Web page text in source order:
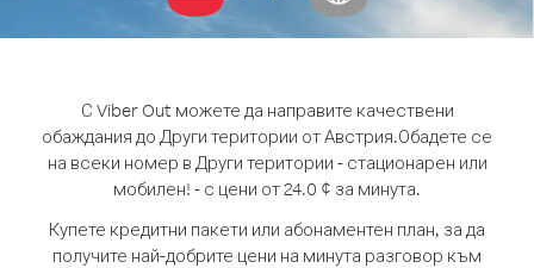
С Viber Out можете да направите качествени
обаждания до Други територии от Австрия.Обадете се
на всеки номер в Други територии - стационарен или
мобилен! - с цени от 24.0 ¢ за минута.
Купете кредитни пакети или абонаментен план, за да
получите най-добрите цени на минута разговор към